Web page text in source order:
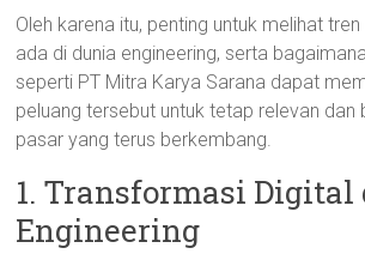
Oleh karena itu, penting untuk melihat
ada di dunia engineering, serta
seperti PT Mitra Karya Sarana dapat
peluang tersebut untuk tetap relevan dan
pasar yang terus berkembang.
1. Transformasi Digital
Engineering